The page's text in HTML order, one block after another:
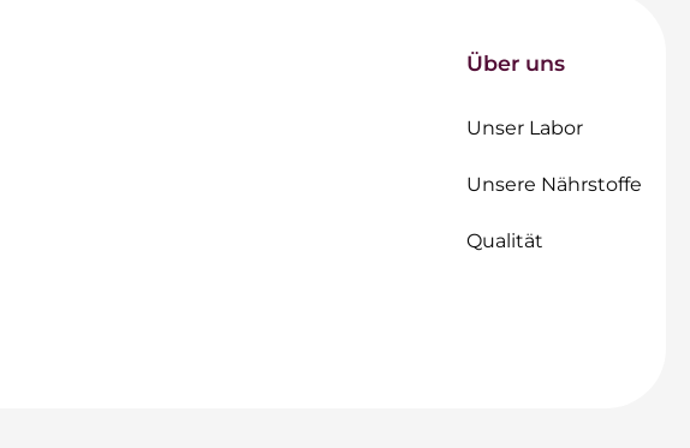
Über uns
Unser Labor
Unsere Nährstoffe
Qualität